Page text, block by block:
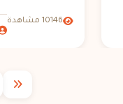
10146 مشاهدة